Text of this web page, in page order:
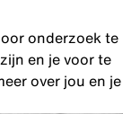
onderzoek te
en je voor te
over jou en je